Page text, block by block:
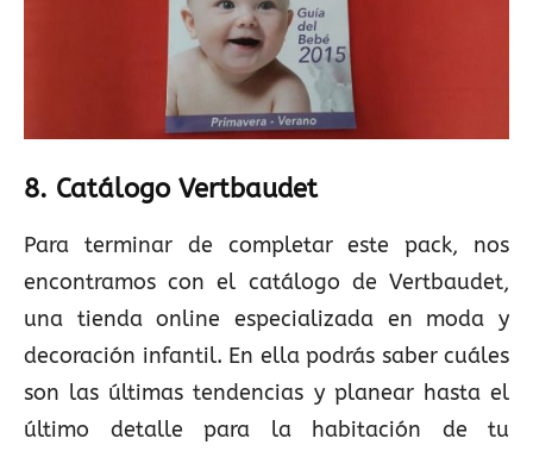
8. Catálogo Vertbaudet
Para terminar de completar este pack, nos
encontramos con el catálogo de Vertbaudet,
una tienda online especializada en moda y
decoración infantil. En ella podrás saber cuáles
son las últimas tendencias y planear hasta el
último detalle para la habitación de tu